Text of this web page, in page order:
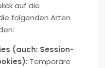
auf die
folgenden Arten
(auch: Session-
Temporäre